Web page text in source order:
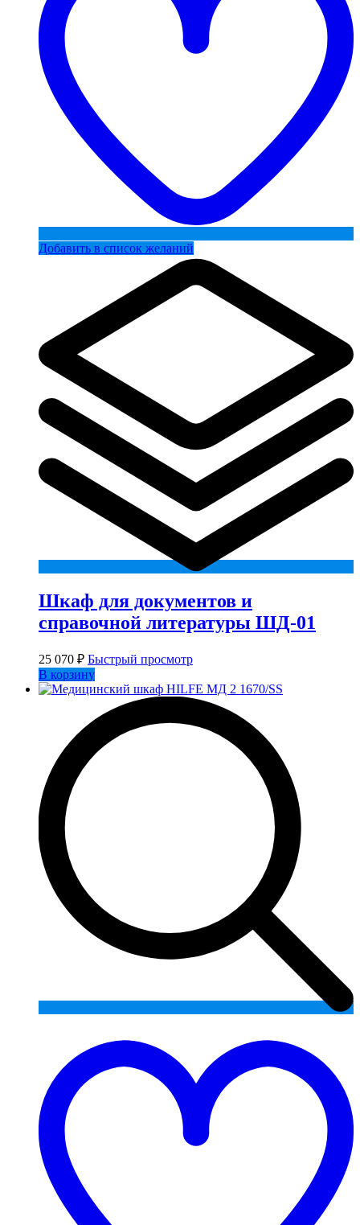
Добавить в список желаний
Шкаф для документов и
справочной литературы ШД-01
25 070 ₽ Быстрый просмотр
В корзину